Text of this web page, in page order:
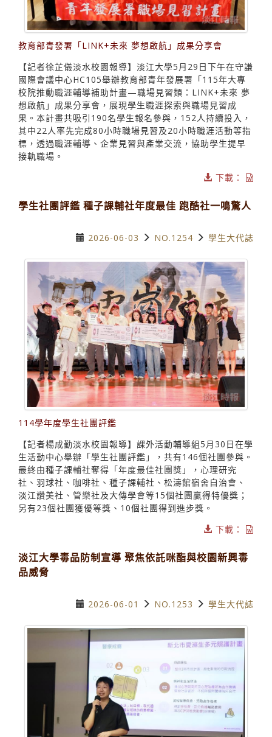
教育部青發署「LINK+未來 夢想啟航」成果分享會
【記者徐芷儀淡水校園報導】淡江大學5月29日下午在守謙
國際會議中心HC105舉辦教育部青年發展署「115年大專
校院推動職涯輔導補助計畫—職場見習類：LINK+未來 夢
想啟航」成果分享會，展現學生職涯探索與職場見習成
果。本計畫共吸引190名學生報名參與，152人持續投入，
其中22人率先完成80小時職場見習及20小時職涯活動等指
標，透過職涯輔導、企業見習與產業交流，協助學生提早
接軌職場。
下載：
學生社團評鑑 種子課輔社年度最佳 跑酷社一鳴驚人
2026-06-03 NO.1254 學生大代誌
114學年度學生社團評鑑
【記者楊成勤淡水校園報導】課外活動輔導組5月30日在學
生活動中心舉辦「學生社團評鑑」，共有146個社團參與。
最終由種子課輔社奪得「年度最佳社團獎」，心理研究
社、羽球社、咖啡社、種子課輔社、松濤館宿舍自治會、
淡江讚美社、管樂社及大傳學會等15個社團贏得特優獎；
另有23個社團獲優等獎、10個社團得到進步獎。
下載：
淡江大學毒品防制宣導 聚焦依託咪酯與校園新興毒
品威脅
2026-06-01 NO.1253 學生大代誌